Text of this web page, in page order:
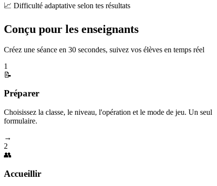
📈 Difficulté adaptative selon tes résultats
Conçu pour les enseignants
Créez une séance en 30 secondes, suivez vos élèves en temps réel
1
📝
Préparer
Choisissez la classe, le niveau, l'opération et le mode de jeu. Un seul
formulaire.
→
2
👥
Accueillir